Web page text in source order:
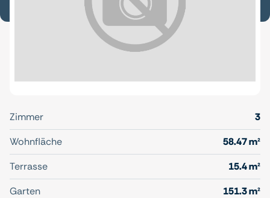
Zimmer
3
Wohnfläche
58.47 m²
Terrasse
15.4 m²
Garten
151.3 m²